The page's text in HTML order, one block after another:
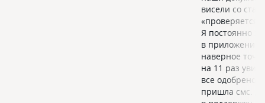
висели со
«проверяется».
Я постоянно
в приложение.
наверное
на 11 раз
все одобрено.
пришла смс.